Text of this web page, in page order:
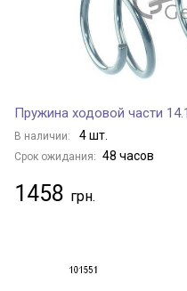
Пружина ходовой части
В наличии: 4 шт.
Срок ожидания: 48 часов
1458